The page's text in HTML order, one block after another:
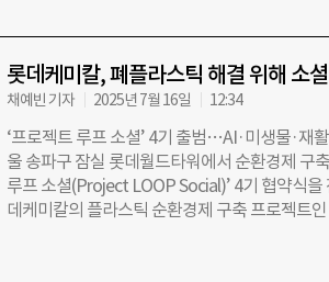
롯데케미칼, 폐플라스틱 해결 위해 소
채예빈 기자 2025년 7월 16일 12:34
‘프로젝트 루프 소셜’ 4기 출범…AI·미생물·재
울 송파구 잠실 롯데월드타워에서 순환경제 구
루프 소셜(Project LOOP Social)’ 4기 협약식
데케미칼의 플라스틱 순환경제 구축 프로젝트